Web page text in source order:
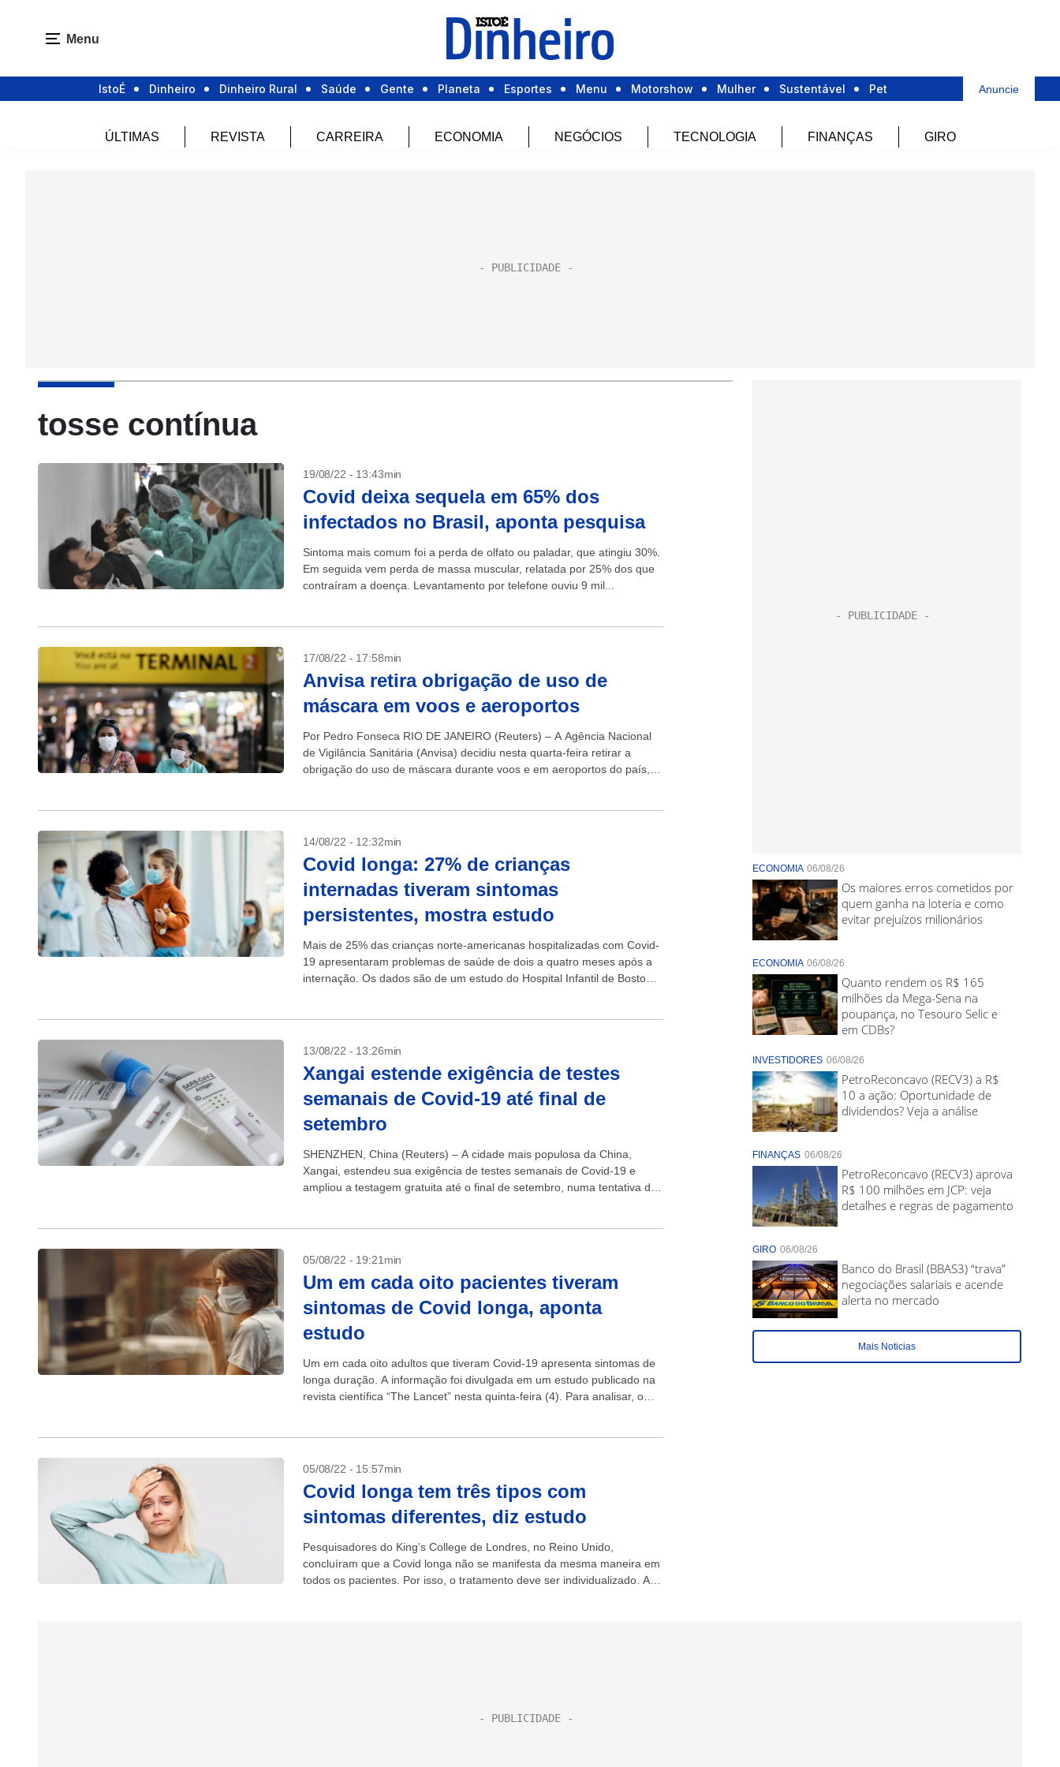
Menu
IstoÉ Dinheiro Dinheiro Rural Saúde Gente Planeta Esportes Menu Motorshow Mulher Sustentável Pet Anuncie
ÚLTIMAS REVISTA CARREIRA ECONOMIA NEGÓCIOS TECNOLOGIA FINANÇAS GIRO
tosse contínua
19/08/22 - 13:43min
Covid deixa sequela em 65% dos
infectados no Brasil, aponta pesquisa
Sintoma mais comum foi a perda de olfato ou paladar, que atingiu 30%.
Em seguida vem perda de massa muscular, relatada por 25% dos que
contraíram a doença. Levantamento por telefone ouviu 9 mil...
17/08/22 - 17:58min
Anvisa retira obrigação de uso de
máscara em voos e aeroportos
Por Pedro Fonseca RIO DE JANEIRO (Reuters) – A Agência Nacional
de Vigilância Sanitária (Anvisa) decidiu nesta quarta-feira retirar a
obrigação do uso de máscara durante voos e em aeroportos do país,
14/08/22 - 12:32min
Covid longa: 27% de crianças
internadas tiveram sintomas
persistentes, mostra estudo
Mais de 25% das crianças norte-americanas hospitalizadas com Covid-
19 apresentaram problemas de saúde de dois a quatro meses após a
internação. Os dados são de um estudo do Hospital Infantil de Boston,
13/08/22 - 13:26min
Xangai estende exigência de testes
semanais de Covid-19 até final de
setembro
SHENZHEN, China (Reuters) – A cidade mais populosa da China,
Xangai, estendeu sua exigência de testes semanais de Covid-19 e
ampliou a testagem gratuita até o final de setembro, numa tentativa de
05/08/22 - 19:21min
Um em cada oito pacientes tiveram
sintomas de Covid longa, aponta
estudo
Um em cada oito adultos que tiveram Covid-19 apresenta sintomas de
longa duração. A informação foi divulgada em um estudo publicado na
revista científica “The Lancet” nesta quinta-feira (4). Para analisar, o
05/08/22 - 15:57min
Covid longa tem três tipos com
sintomas diferentes, diz estudo
Pesquisadores do King’s College de Londres, no Reino Unido,
concluíram que a Covid longa não se manifesta da mesma maneira em
todos os pacientes. Por isso, o tratamento deve ser individualizado. A
ECONOMIA 06/08/26
Os maiores erros cometidos por
quem ganha na loteria e como
evitar prejuízos milionários
ECONOMIA 06/08/26
Quanto rendem os R$ 165
milhões da Mega-Sena na
poupança, no Tesouro Selic e
em CDBs?
INVESTIDORES 06/08/26
PetroReconcavo (RECV3) a R$
10 a ação: Oportunidade de
dividendos? Veja a análise
FINANÇAS 06/08/26
PetroReconcavo (RECV3) aprova
R$ 100 milhões em JCP: veja
detalhes e regras de pagamento
GIRO 06/08/26
Banco do Brasil (BBAS3) “trava”
negociações salariais e acende
alerta no mercado
Mais Noticias